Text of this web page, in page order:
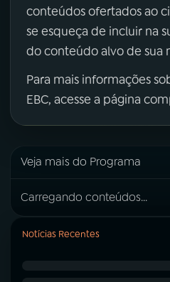
conteúdos ofertados ao
se esqueça de incluir na
do conteúdo alvo de sua
Para mais informações
EBC, acesse a página
Veja mais do Programa
Carregando conteúdos...
Notícias Recentes